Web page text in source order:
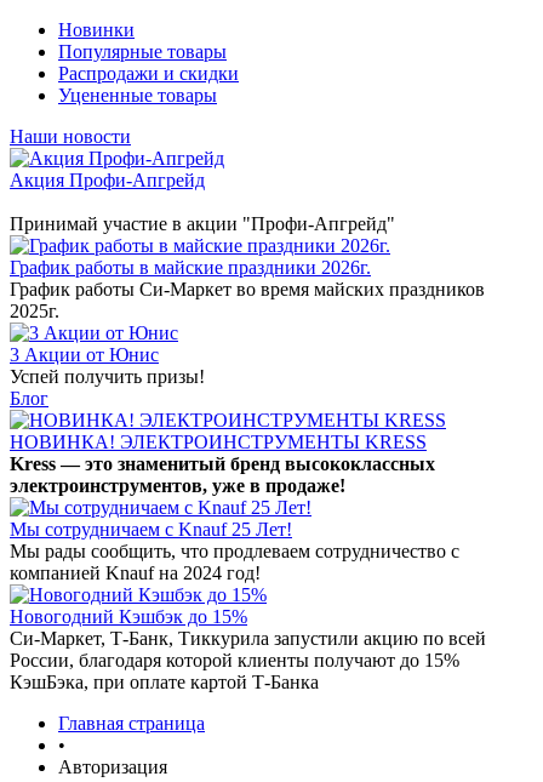
Новинки
Популярные товары
Распродажи и скидки
Уцененные товары
Наши новости
Акция Профи-Апгрейд
Принимай участие в акции "Профи-Апгрейд"
График работы в майские праздники 2026г.
График работы Си-Маркет во время майских праздников
2025г.
3 Акции от Юнис
Успей получить призы!
Блог
НОВИНКА! ЭЛЕКТРОИНСТРУМЕНТЫ KRESS
Kress — это знаменитый бренд высококлассных
электроинструментов, уже в продаже!
Мы сотрудничаем с Knauf 25 Лет!
Мы рады сообщить, что продлеваем сотрудничество с
компанией Knauf на 2024 год!
Новогодний Кэшбэк до 15%
Си-Маркет, Т-Банк, Тиккурила запустили акцию по всей
России, благодаря которой клиенты получают до 15%
КэшБэка, при оплате картой Т-Банка
Главная страница
•
Авторизация